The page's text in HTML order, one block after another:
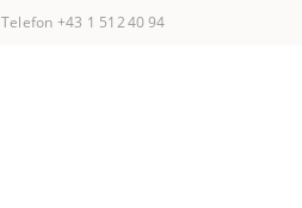
Telefon +43 1 512 40 94